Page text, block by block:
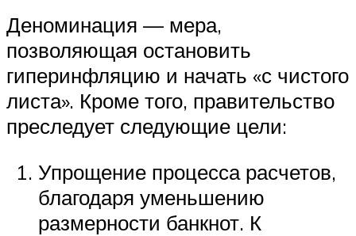
Деноминация — мера,
позволяющая остановить
гиперинфляцию и начать «с чистого
листа». Кроме того, правительство
преследует следующие цели:
Упрощение процесса расчетов,
благодаря уменьшению
размерности банкнот. К